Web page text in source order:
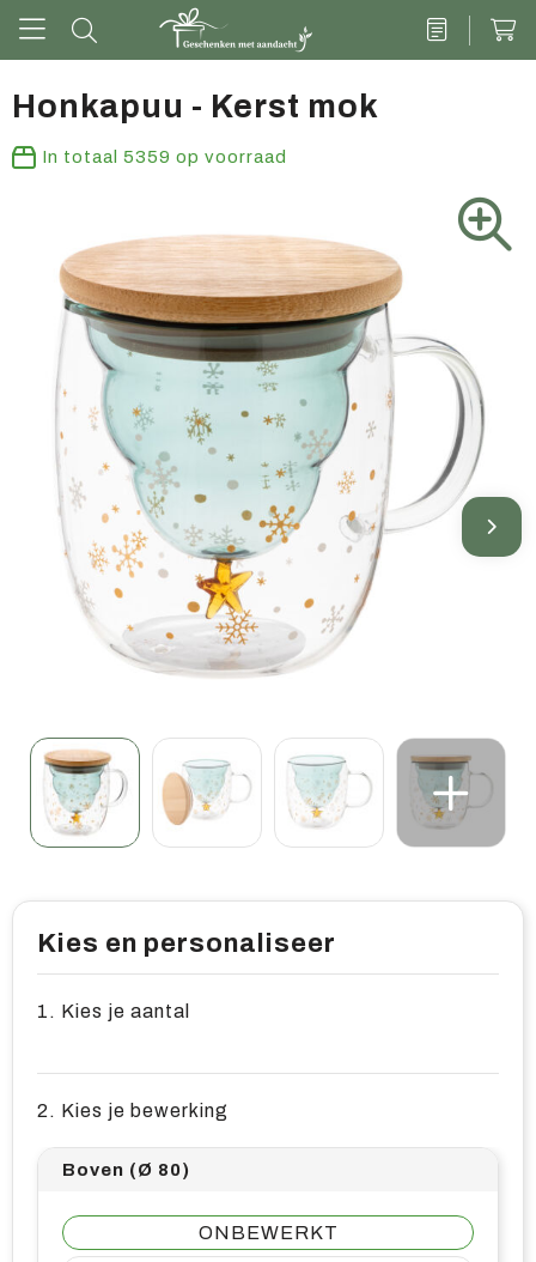
Tech
Tassen
Vrije tijd & outdoor
Zoete cadeaus
Groen geschenk
Kleding
Home & living
Overige relatiegeschenken
Honkapuu - Kerst mok
In totaal 5359 op voorraad
Kies en personaliseer
1. Kies je aantal
2. Kies je bewerking
Boven (Ø 80)
ONBEWERKT